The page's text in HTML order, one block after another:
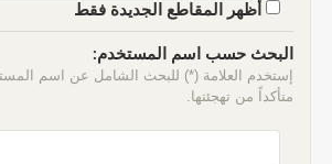
أظهر المقاطع الجديدة فقط
البحث حسب اسم المستخدم:
إستخدم العلامة (*) للبحث الشامل عن اسم
متأكداً من تهجئتها.